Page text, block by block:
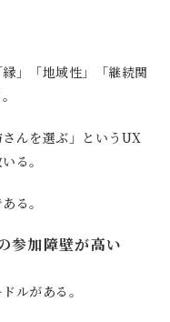
」「地域性」「継続関
んを選ぶ」というUX
る。
る。
参加障壁が高い
ルがある。